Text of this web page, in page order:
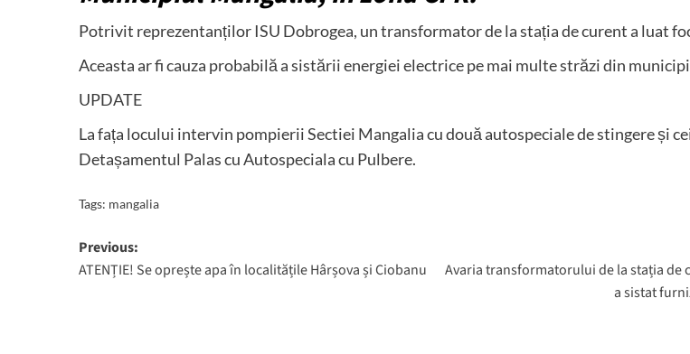
Potrivit reprezentanților ISU Dobrogea, un transformator de la stația de curent a luat
Aceasta ar fi cauza probabilă a sistării energiei electrice pe mai multe străzi din
UPDATE
La fața locului intervin pompierii Sectiei Mangalia cu două autospeciale de stingere și
Detașamentul Palas cu Autospeciala cu Pulbere.
Tags: mangalia
Post
navigation
Previous:
ATENȚIE! Se oprește apa în localitățile Hârșova și Ciobanu
Avaria transformatorului de la stația de
a sistat